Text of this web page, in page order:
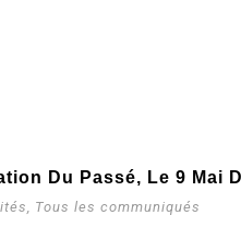
Du Passé, Le 9 Mai
Tous les communiqués